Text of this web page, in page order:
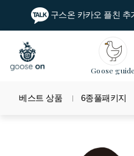
구스온 카카오 플친 추
Goose guide
베스트 상품 6종풀패키지